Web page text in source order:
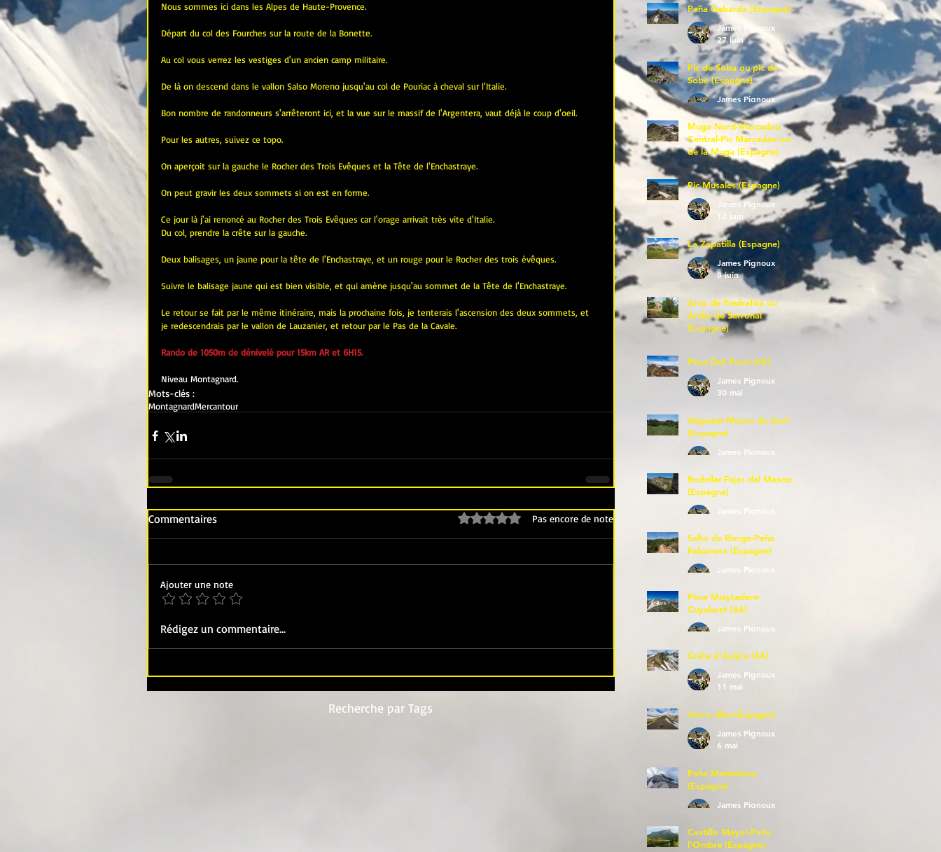
Nous sommes ici dans les Alpes de Haute-Provence.
Départ du col des Fourches sur la route de la Bonette.
Au col vous verrez les vestiges d'un ancien camp militaire.
De là on descend dans le vallon Salso Moreno jusqu'au col de Pouriac à cheval sur l'Italie.
Bon nombre de randonneurs s'arrêteront ici, et la vue sur le massif de l'Argentera, vaut déjà le coup d'oeil.
Pour les autres, suivez ce topo.
On aperçoit sur la gauche le Rocher des Trois Evêques et la Tête de l'Enchastraye.
On peut gravir les deux sommets si on est en forme.
Ce jour là j'ai renoncé au Rocher des Trois Evêques car l'orage arrivait très vite d'Italie.
Du col, prendre la crête sur la gauche.
Deux balisages, un jaune pour la tête de l'Enchastraye, et un rouge pour le Rocher des trois évêques.
Suivre le balisage jaune qui est bien visible, et qui amène jusqu'au sommet de la Tête de l'Enchastraye.
Le retour se fait par le même itinéraire, mais la prochaine fois, je tenterais l'ascension des deux sommets, et
je redescendrais par le vallon de Lauzanier, et retour par le Pas de la Cavale.
Rando de 1050m de dénivelé pour 15km AR et 6H15.
Niveau Montagnard.
Mots-clés :
MontagnardMercantour
Commentaires Noté 0 étoile sur 5. Pas encore de note
Ajouter une note
Rédigez un commentaire...
Recherche par Tags
Peña Gabarda (Espagne)
James Pignoux
27 juin
Pic de Soba ou pic de
Sobe (Espagne)
James Pignoux
25 juin
Muga Nord-Marcadau
Central-Pic Marcadau ou
de la Muga (Espagne)
James Pignoux
21 juin
Pic Musales (Espagne)
James Pignoux
12 juin
La Zapatilla (Espagne)
James Pignoux
8 juin
Arco de Piedrafita ou
Arche de Sarronal
(Espagne)
7 juin
Pène Det Pouri (65)
James Pignoux
30 mai
Alquezar-Meson de Sevil
(Espagne)
James Pignoux
Rodellar-Fajas del Mascun
(Espagne)
James Pignoux
Salto de Bierge-Peña
Falconera (Espagne)
James Pignoux
Pène Mieytadere-
Cuyalaret (64)
James Pignoux
Crête d'Aulère (64)
James Pignoux
11 mai
Cerro Alto (Espagne)
James Pignoux
6 mai
Peña Montañesa
(Espagne)
James Pignoux
Castillo Mayor-Peña
l'Ombre (Espagne)